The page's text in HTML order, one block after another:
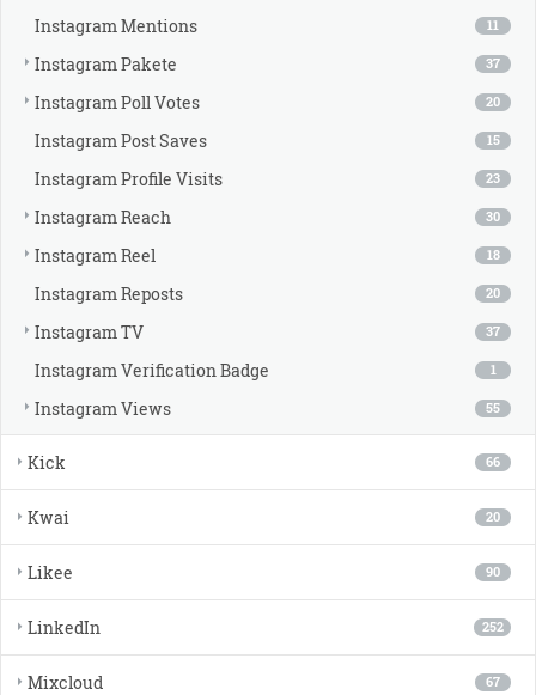
11
Instagram Mentions
37
Instagram Pakete
20
Instagram Poll Votes
15
Instagram Post Saves
23
Instagram Profile Visits
30
Instagram Reach
18
Instagram Reel
20
Instagram Reposts
37
Instagram TV
1
Instagram Verification Badge
55
Instagram Views
66
Kick
20
Kwai
90
Likee
252
LinkedIn
67
Mixcloud